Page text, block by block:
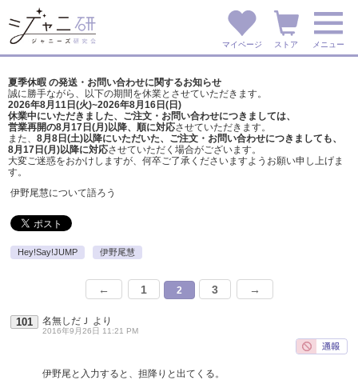
マイページ ストア メニュー
夏季休暇 の発送・お問い合わせに関するお知らせ
誠に勝手ながら、以下の期間を休業とさせていただきます。
2026年8月11日(火)~2026年8月16日(日)
休業中にいただきました、ご注文・お問い合わせにつきましては、
営業再開の8月17日(月)以降、順に対応させていただきます。
また、 8月8日(土)以降にいただいた、ご注文・ お問い合わせにつきましても、
8月17日(月)以降に対応させていただく場合がございます。
大変ご迷惑をおかけしますが、 何卒ご了承くださいますようお願い申し上げま
す。
伊野尾慧について語ろう
Hey!Say!JUMP 伊野尾慧
← 1 2 3 →
101 名無しだＪ より
2016年9月26日 11:21 PM
伊野尾と入力すると、担降りと出てくる。